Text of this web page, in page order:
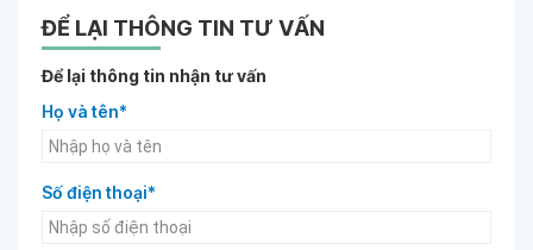
ĐỂ LẠI THÔNG TIN TƯ VẤN
Để lại thông tin nhận tư vấn
Họ và tên*
Số điện thoại*